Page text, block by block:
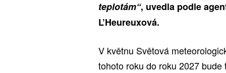
teplotám“, uvedla podle
L’Heureuxová.
V květnu Světová
tohoto roku do roku 2027